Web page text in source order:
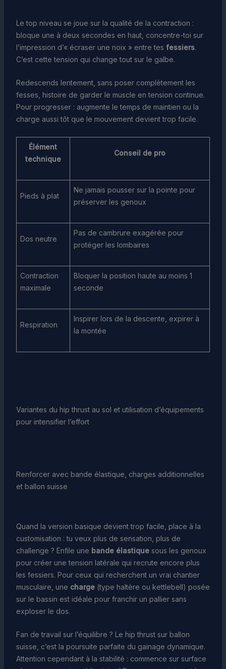
Le top niveau se joue sur la qualité de la contraction :
bloque une à deux secondes en haut, concentre-toi sur
l’impression d’« écraser une noix » entre tes fessiers.
C’est cette tension qui change tout sur le galbe.
Redescends lentement, sans poser complètement les
fesses, histoire de garder le muscle en tension continue.
Pour progresser : augmente le temps de maintien ou la
charge aussi tôt que le mouvement devient trop facile.
Élément
technique
Conseil de pro
Pieds à plat
Ne jamais pousser sur la pointe pour
préserver les genoux
Dos neutre
Pas de cambrure exagérée pour
protéger les lombaires
Contraction
maximale
Bloquer la position haute au moins 1
seconde
Respiration
Inspirer lors de la descente, expirer à
la montée
Variantes du hip thrust au sol et utilisation d’équipements
pour intensifier l’effort
Renforcer avec bande élastique, charges additionnelles
et ballon suisse
Quand la version basique devient trop facile, place à la
customisation : tu veux plus de sensation, plus de
challenge ? Enfile une bande élastiquesous les genoux
pour créer une tension latérale qui recrute encore plus
les fessiers. Pour ceux qui recherchent un vrai chantier
musculaire, une charge(type haltère ou kettlebell) posée
sur le bassin est idéale pour franchir un pallier sans
exploser le dos.
Fan de travail sur l’équilibre ? Le hip thrust sur ballon
suisse, c’est la poursuite parfaite du gainage dynamique.
Attention cependant à la stabilité : commence sur surface